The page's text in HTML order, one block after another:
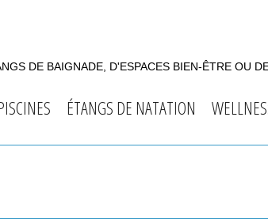
DE BAIGNADE, D'ESPACES BIEN-ÊTRE OU
ÉTANGS DE NATATION